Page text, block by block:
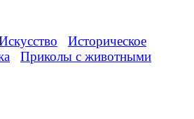
Историческое
Приколы с животными